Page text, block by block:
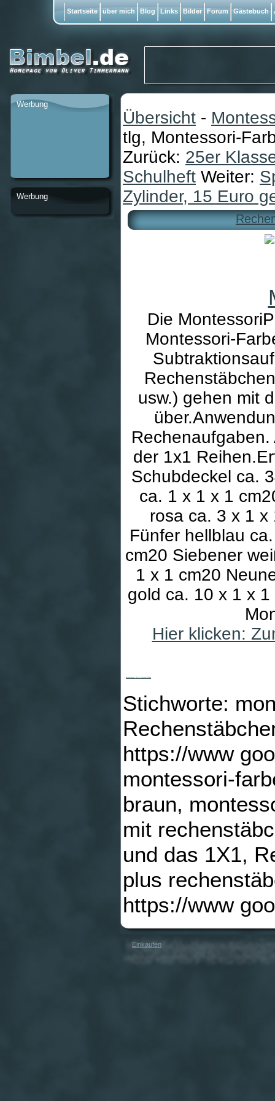
Übersicht -
tlg, Montessori-
Zurück: 25er
Schulheft Weiter:
Zylinder, 15 Euro
Die
Montessori-
usw.) gehen mit
der 1x1
Schubdeckel ca.
ca. 1 x 1 x 1
rosa ca. 3 x 1 x
Fünfer hellblau
cm20 Siebener
1 x 1 cm20
gold ca. 10 x 1 x
Hier klicken:
Stichworte:
https://www
montessori-
braun,
mit
und das 1X1,
plus
https://www
Einkaufen
Werbung
Werbung
Startseite über mich Blog Links Bilder Forum Gästebuch